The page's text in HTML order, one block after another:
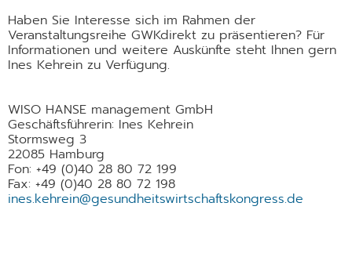
Haben Sie Interesse sich im Rahmen der
Veranstaltungsreihe GWKdirekt zu präsentieren? Für
Informationen und weitere Auskünfte steht Ihnen gern
Ines Kehrein zu Verfügung.
WISO HANSE management GmbH
Geschäftsführerin: Ines Kehrein
Stormsweg 3
22085 Hamburg
Fon: +49 (0)40 28 80 72 199
Fax: +49 (0)40 28 80 72 198
ines.kehrein@gesundheitswirtschaftskongress.de